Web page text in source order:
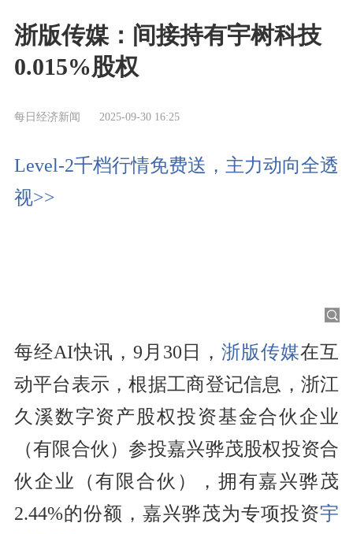
浙版传媒：间接持有宇树科技
0.015%股权
每日经济新闻 2025-09-30 16:25
Level-2千档行情免费送，主力动向全透
视>>
每经AI快讯，9月30日，浙版传媒在互
动平台表示，根据工商登记信息，浙江
久溪数字资产股权投资基金合伙企业
（有限合伙）参投嘉兴骅茂股权投资合
伙企业（有限合伙），拥有嘉兴骅茂
2.44%的份额，嘉兴骅茂为专项投资宇